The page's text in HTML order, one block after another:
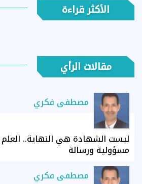
الأكثر قراءة
مقالات الرأي
مصطفى فكري
ليست الشهادة هي النهاية..
مسؤولية ورسالة
مصطفى فكري